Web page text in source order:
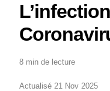
8 min de lecture
Actualisé 21 Nov 2025